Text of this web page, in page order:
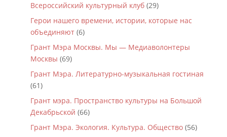
Всероссийский культурный клуб(29)
Герои нашего времени, истории, которые нас
объединяют(6)
Грант Мэра Москвы. Мы — Медиаволонтеры
Москвы (69)
Грант Мэра. Литературно-музыкальная гостиная
(61)
Грант мэра. Пространство культуры на Большой
Декабрьской (66)
Грант Мэра. Экология. Культура. Общество(56)